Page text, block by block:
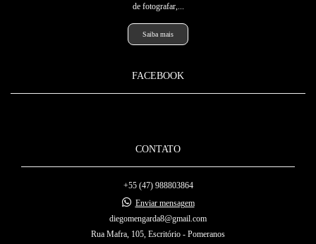
de fotografar,...
Saiba mais
FACEBOOK
CONTATO
+55 (47) 988803864
Enviar mensagem
diegomengarda8@gmail.com
Rua Mafra, 105, Escritório - Pomeranos